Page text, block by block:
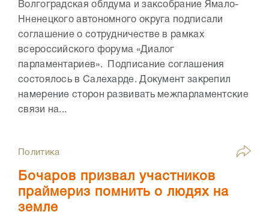
Волгоградская облдума и заксобрание Ямало-
Нненецкого автономного округа подписали
соглашение о сотрудничестве в рамках
всероссийского форума «Диалог
парламентариев». Подписание соглашения
состоялось в Салехарде. Документ закрепил
намерение сторон развивать межпарламентские
связи на...
Политика
Бочаров призвал участников
праймериз помнить о людях на
земле